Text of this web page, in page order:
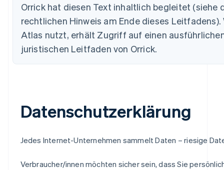
Orrick hat diesen Text inhaltlich begleitet (siehe
rechtlichen Hinweis am Ende dieses Leitfadens).
Atlas nutzt, erhält Zugriff auf einen
juristischen Leitfaden von Orrick.
Datenschutzerklärung
Jedes Internet-Unternehmen sammelt Daten – riesige
Verbraucher/innen möchten sicher sein, dass Sie